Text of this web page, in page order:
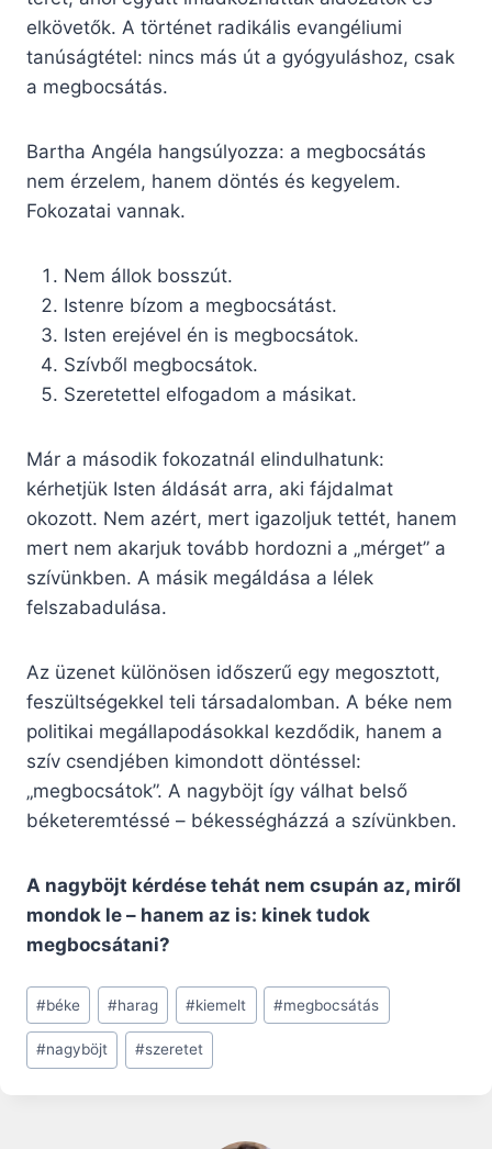
elkövetők. A történet radikális evangéliumi
tanúságtétel: nincs más út a gyógyuláshoz, csak
a megbocsátás.
Bartha Angéla hangsúlyozza: a megbocsátás
nem érzelem, hanem döntés és kegyelem.
Fokozatai vannak.
Nem állok bosszút.
Istenre bízom a megbocsátást.
Isten erejével én is megbocsátok.
Szívből megbocsátok.
Szeretettel elfogadom a másikat.
Már a második fokozatnál elindulhatunk:
kérhetjük Isten áldását arra, aki fájdalmat
okozott. Nem azért, mert igazoljuk tettét, hanem
mert nem akarjuk tovább hordozni a „mérget” a
szívünkben. A másik megáldása a lélek
felszabadulása.
Az üzenet különösen időszerű egy megosztott,
feszültségekkel teli társadalomban. A béke nem
politikai megállapodásokkal kezdődik, hanem a
szív csendjében kimondott döntéssel:
„megbocsátok”. A nagyböjt így válhat belső
béketeremtéssé – békességházzá a szívünkben.
A nagyböjt kérdése tehát nem csupán az, miről
mondok le – hanem az is: kinek tudok
megbocsátani?
Post
Tags:
#béke #harag #kiemelt #megbocsátás
#nagyböjt #szeretet